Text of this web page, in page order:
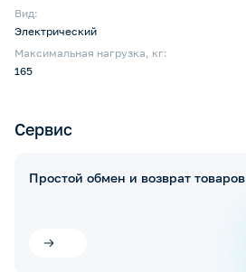
Вид:
Электрический
Максимальная нагрузка, кг:
165
Сервис
Простой обмен и возврат товаров